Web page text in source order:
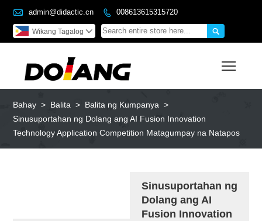
 admin@didactic.cn  008613615315720

Wikang Tagalog 
Bahay > Balita > Balita ng Kumpanya >
Sinusuportahan ng Dolang ang AI Fusion Innovation
Technology Application Competition Matagumpay na Natapos
Sinusuportahan ng
Dolang ang AI
Fusion Innovation